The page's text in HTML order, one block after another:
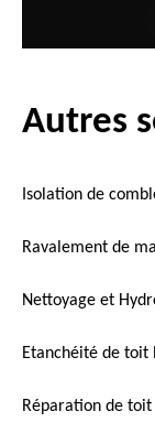
Autres
Isolation de
Ravalement de
Nettoyage et
Etanchéité de toit
Réparation de toit